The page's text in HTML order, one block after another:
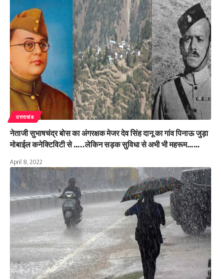
उत्तराखंड
नेताजी सुभाषचंद्र बोस का अंगरक्षक मेजर देव सिंह दानू का गांव पिनाऊ जुड़ा
मोबाईल कनेक्टिविटी से …..लेकिन सड़क सुविधा से अभी भी महरूम……
April 8, 2022